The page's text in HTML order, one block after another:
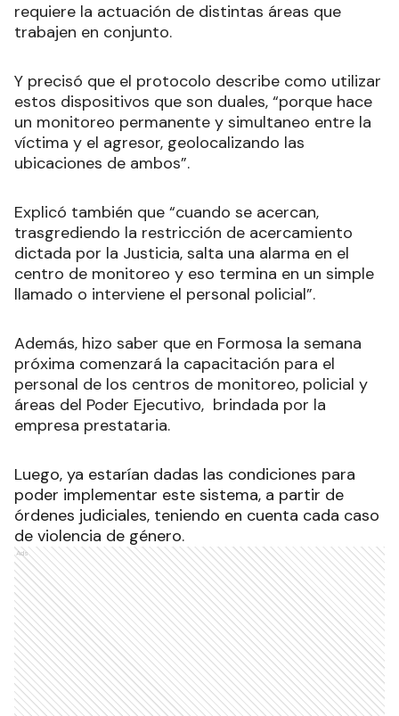
requiere la actuación de distintas áreas que
trabajen en conjunto.
Y precisó que el protocolo describe como utilizar
estos dispositivos que son duales, “porque hace
un monitoreo permanente y simultaneo entre la
víctima y el agresor, geolocalizando las
ubicaciones de ambos”.
Explicó también que “cuando se acercan,
trasgrediendo la restricción de acercamiento
dictada por la Justicia, salta una alarma en el
centro de monitoreo y eso termina en un simple
llamado o interviene el personal policial”.
Además, hizo saber que en Formosa la semana
próxima comenzará la capacitación para el
personal de los centros de monitoreo, policial y
áreas del Poder Ejecutivo, brindada por la
empresa prestataria.
Luego, ya estarían dadas las condiciones para
poder implementar este sistema, a partir de
órdenes judiciales, teniendo en cuenta cada caso
de violencia de género.
Ads